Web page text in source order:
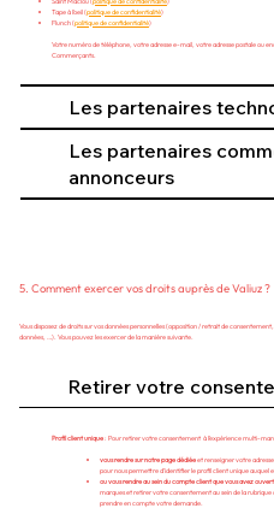
Tape à l’oeil (politique de confidentialité)
Flunch (politique de confidentialité)
Votre numéro de téléphone, votre adresse e-mail, votre adresse postale ou
Commerçants.
Les partenaires
Les partenaires
annonceurs
5. Comment exercer vos droits auprès de Valiuz ?
Vous disposez de droits sur vos données personnelles (opposition / retrait de
données, …). Vous pouvez les exercer de la manière suivante.
Retirer votre
Profil client unique: Pour retirer votre consentement à l’expérience multi-
vous rendre sur notre page dédiéeet renseigner votre adresse
pour nous permettre d’identifier le profil client unique auquel
ou vous rendre au sein du compte client que vous avez
marques et retirer votre consentement au sein de la
prendre en compte votre demande.